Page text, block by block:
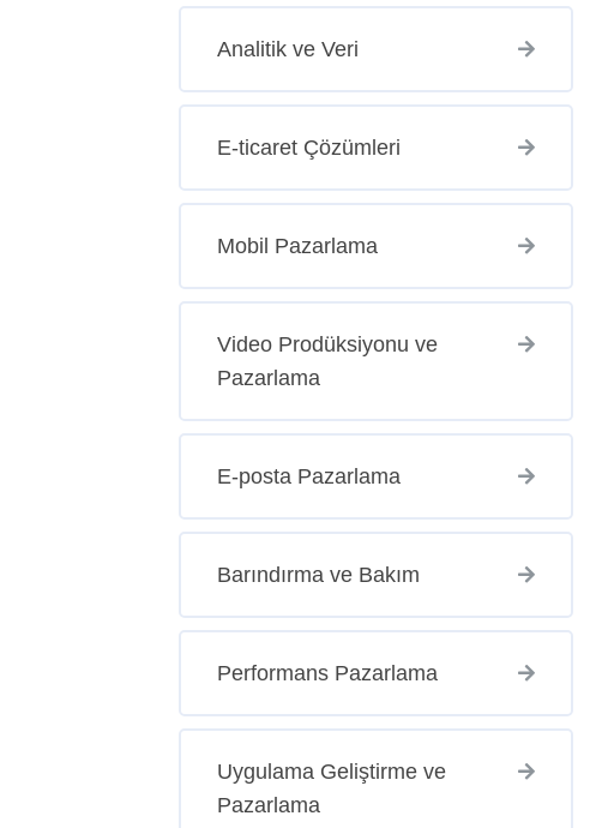
Analitik ve Veri
E-ticaret Çözümleri
Mobil Pazarlama
Video Prodüksiyonu ve
Pazarlama
E-posta Pazarlama
Barındırma ve Bakım
Performans Pazarlama
Uygulama Geliştirme ve
Pazarlama